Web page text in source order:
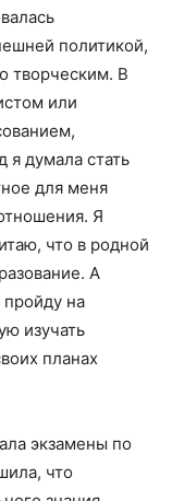
политикой,
творческим. В
или
я думала стать
для меня
Я
что в родной
А
на
изучать
планах
экзамены по
что